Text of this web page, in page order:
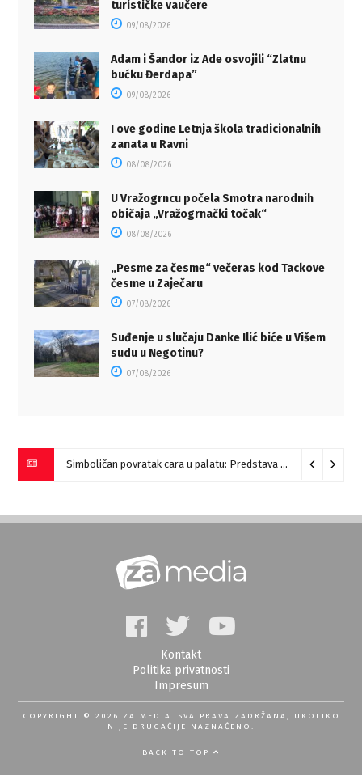
turističke vaučere
09/08/2026
Adam i Šandor iz Ade osvojili “Zlatnu
bućku Đerdapa”
09/08/2026
I ove godine Letnja škola tradicionalnih
zanata u Ravni
08/08/2026
U Vražogrncu počela Smotra narodnih
običaja „Vražogrnački točak“
08/08/2026
„Pesme za česme“ večeras kod Tackove
česme u Zaječaru
07/08/2026
Suđenje u slučaju Danke Ilić biće u Višem
sudu u Negotinu?
07/08/2026
Simboličan povratak cara u palatu: Predstava “Galerije” na Romulijani
Kontakt
Politika privatnosti
Impresum
COPYRIGHT © 2026 ZA MEDIA. SVA PRAVA ZADRŽANA, UKOLIKO
NIJE DRUGAČIJE NAZNAČENO.
BACK TO TOP